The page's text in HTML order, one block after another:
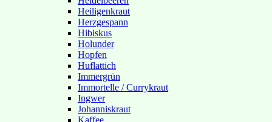
Heiligenkraut
Herzgespann
Hibiskus
Holunder
Hopfen
Huflattich
Immergrün
Immortelle / Currykraut
Ingwer
Johanniskraut
Kaffee